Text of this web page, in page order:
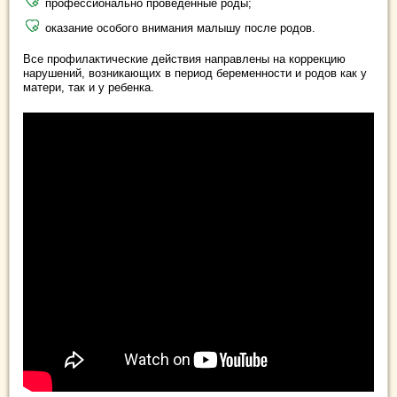
профессионально проведенные роды;
оказание особого внимания малышу после родов.
Все профилактические действия направлены на коррекцию
нарушений, возникающих в период беременности и родов как у
матери, так и у ребенка.